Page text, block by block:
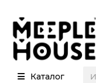
Каталог